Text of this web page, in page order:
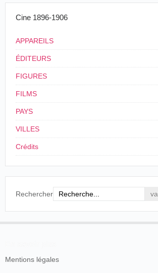
Cine 1896-1906
APPAREILS
ÉDITEURS
FIGURES
FILMS
PAYS
VILLES
Crédits
Rechercher
Mentions légales